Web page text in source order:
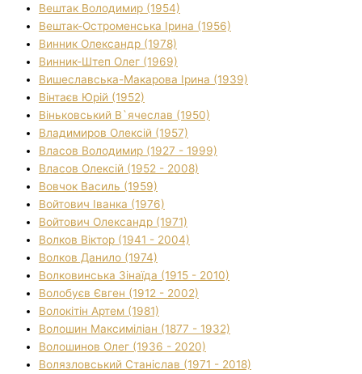
Вештак Володимир (1954)
Вештак-Остроменська Ірина (1956)
Винник Олександр (1978)
Винник-Штеп Олег (1969)
Вишеславська-Макарова Ірина (1939)
Вінтаєв Юрій (1952)
Віньковський В`ячеслав (1950)
Владимиров Олексій (1957)
Власов Володимир (1927 - 1999)
Власов Олексій (1952 - 2008)
Вовчок Василь (1959)
Войтович Іванка (1976)
Войтович Олександр (1971)
Волков Віктор (1941 - 2004)
Волков Данило (1974)
Волковинська Зінаїда (1915 - 2010)
Волобуєв Євген (1912 - 2002)
Волокітін Артем (1981)
Волошин Максиміліан (1877 - 1932)
Волошинов Олег (1936 - 2020)
Волязловський Станіслав (1971 - 2018)